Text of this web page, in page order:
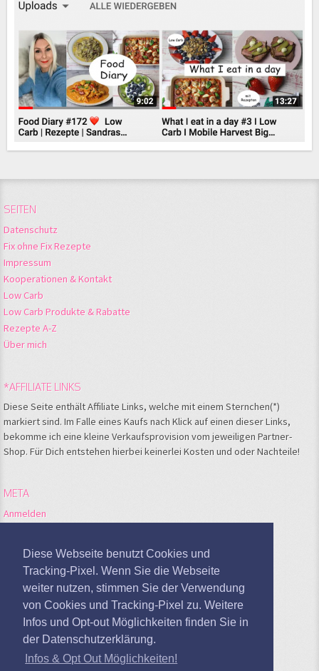
Diese Webseite benutzt Cookies und
Tracking-Pixel. Wenn Sie die Webseite
weiter nutzen, stimmen Sie der Verwendung
von Cookies und Tracking-Pixel zu. Weitere
Infos und Opt-out Möglichkeiten finden Sie in
der Datenschutzerklärung.
Infos & Opt Out Möglichkeiten!
SEITEN
Datenschutz
Fix ohne Fix Rezepte
Impressum
Kooperationen & Kontakt
Low Carb
Low Carb Produkte & Rabatte
Rezepte A-Z
Über mich
*AFFILIATE LINKS
Diese Seite enthält Affiliate Links, welche mit einem Sternchen(*)
markiert sind. Im Falle eines Kaufs nach Klick auf einen dieser Links,
bekomme ich eine kleine Verkaufsprovision vom jeweiligen Partner-
Shop. Für Dich entstehen hierbei keinerlei Kosten und oder Nachteile!
META
Anmelden
Kommentare-Feed
Google Analytics deaktivieren